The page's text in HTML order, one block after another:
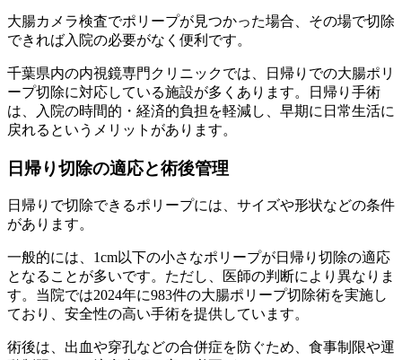
大腸カメラ検査でポリープが見つかった場合、その場で切除
できれば入院の必要がなく便利です。
千葉県内の内視鏡専門クリニックでは、日帰りでの大腸ポリ
ープ切除に対応している施設が多くあります。日帰り手術
は、入院の時間的・経済的負担を軽減し、早期に日常生活に
戻れるというメリットがあります。
日帰り切除の適応と術後管理
日帰りで切除できるポリープには、サイズや形状などの条件
があります。
一般的には、1cm以下の小さなポリープが日帰り切除の適応
となることが多いです。ただし、医師の判断により異なりま
す。当院では2024年に983件の大腸ポリープ切除術を実施し
ており、安全性の高い手術を提供しています。
術後は、出血や穿孔などの合併症を防ぐため、食事制限や運